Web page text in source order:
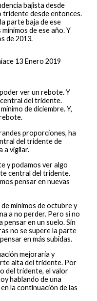
bajista desde
tridente desde entonces.
parte baja de ese
de ese año. Y
de 2013.
ver un rebote. Y
del tridente.
de diciembre. Y,
proporciones, ha
del tridente de
a vigilar.
y podamos ver algo
central del tridente.
pensar en nuevas
mínimos de octubre y
a no perder. Pero si no
pensar en un suelo. Sin
no se supere la parte
en más subidas.
mejoraría y
alta del tridente. Por
del tridente, el valor
hablando de una
la continuación de las